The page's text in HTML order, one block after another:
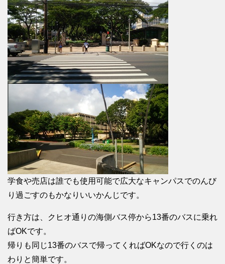
学食や売店は誰でも使用可能で広大なキャンパスでのんび
り過ごすのもかなりいいかんじです。
行き方は、クヒオ通りの海側バス停から13番のバスに乗れ
ばOKです。
帰りも同じ13番のバスで帰ってくればOKなので行くのは
わりと簡単です。